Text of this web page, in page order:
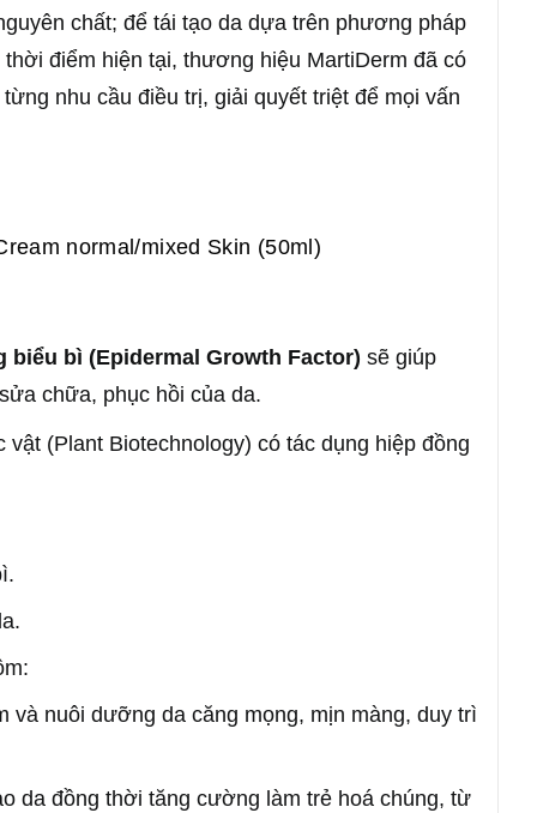
chất; để tái tạo da dựa trên phương pháp
điểm hiện tại, thương hiệu MartiDerm đã có
nhu cầu điều trị, giải quyết triệt để mọi vấn
normal/mixed Skin (50ml)
bì (Epidermal Growth Factor) sẽ giúp
chữa, phục hồi của da.
(Plant Biotechnology) có tác dụng hiệp đồng
nuôi dưỡng da căng mọng, mịn màng, duy trì
da đồng thời tăng cường làm trẻ hoá chúng, từ